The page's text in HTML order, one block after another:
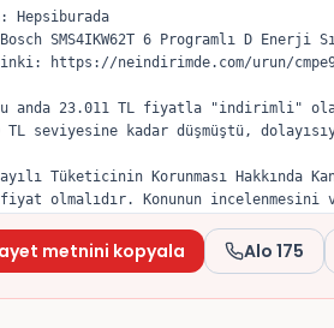
Hepsiburada
SMS4IKW62T 6 Programlı D
https://neindirimde.com/urun/
anda 23.011 TL fiyatla "indirimli"
TL seviyesine kadar düşmüştü,
Tüketicinin Korunması
olmalıdır. Konunun incelenmesini
metnini kopyala Alo 175